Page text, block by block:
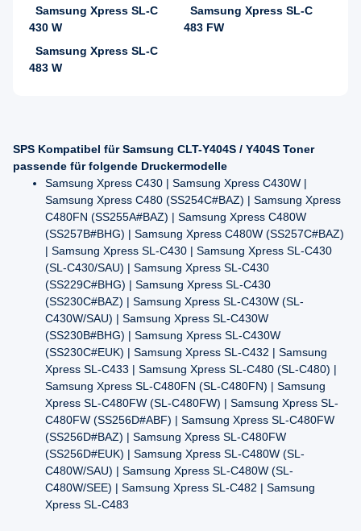
Samsung Xpress SL-C
430 W
Samsung Xpress SL-C
483 FW
Samsung Xpress SL-C
483 W
SPS Kompatibel für Samsung CLT-Y404S / Y404S Toner
passende für folgende Druckermodelle
Samsung Xpress C430 | Samsung Xpress C430W |
Samsung Xpress C480 (SS254C#BAZ) | Samsung Xpress
C480FN (SS255A#BAZ) | Samsung Xpress C480W
(SS257B#BHG) | Samsung Xpress C480W (SS257C#BAZ)
| Samsung Xpress SL-C430 | Samsung Xpress SL-C430
(SL-C430/SAU) | Samsung Xpress SL-C430
(SS229C#BHG) | Samsung Xpress SL-C430
(SS230C#BAZ) | Samsung Xpress SL-C430W (SL-
C430W/SAU) | Samsung Xpress SL-C430W
(SS230B#BHG) | Samsung Xpress SL-C430W
(SS230C#EUK) | Samsung Xpress SL-C432 | Samsung
Xpress SL-C433 | Samsung Xpress SL-C480 (SL-C480) |
Samsung Xpress SL-C480FN (SL-C480FN) | Samsung
Xpress SL-C480FW (SL-C480FW) | Samsung Xpress SL-
C480FW (SS256D#ABF) | Samsung Xpress SL-C480FW
(SS256D#BAZ) | Samsung Xpress SL-C480FW
(SS256D#EUK) | Samsung Xpress SL-C480W (SL-
C480W/SAU) | Samsung Xpress SL-C480W (SL-
C480W/SEE) | Samsung Xpress SL-C482 | Samsung
Xpress SL-C483